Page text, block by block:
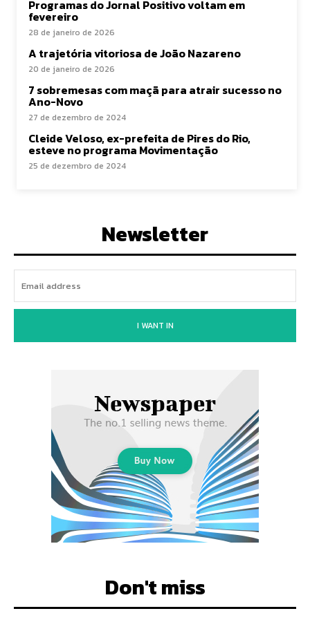
Programas do Jornal Positivo voltam em
fevereiro
28 de janeiro de 2026
A trajetória vitoriosa de João Nazareno
20 de janeiro de 2026
7 sobremesas com maçã para atrair sucesso no
Ano-Novo
27 de dezembro de 2024
Cleide Veloso, ex-prefeita de Pires do Rio,
esteve no programa Movimentação
25 de dezembro de 2024
Newsletter
I WANT IN
Don't miss